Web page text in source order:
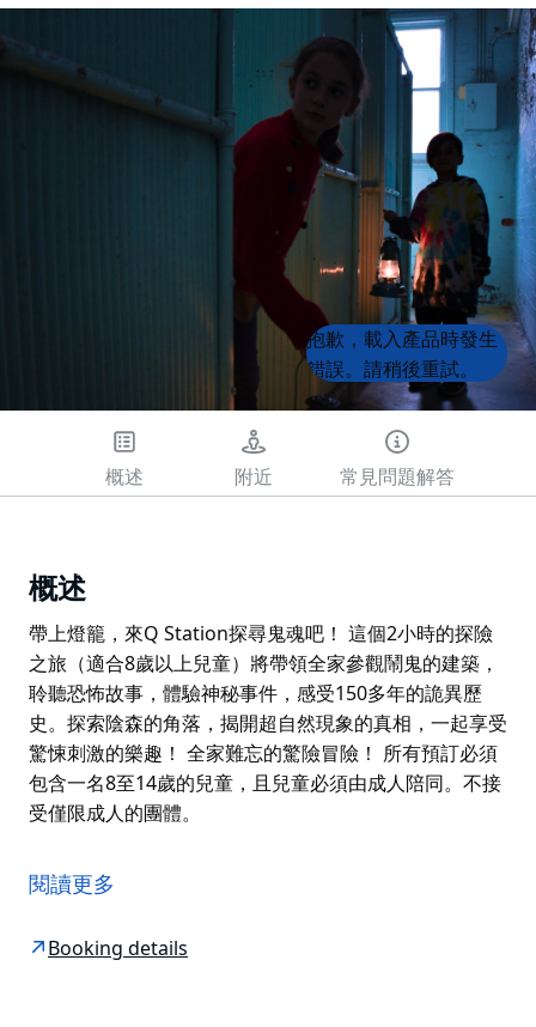
Product
List
Product
List
抱歉，載入產品時發生
錯誤。請稍後重試。
概述 附近 常見問題解答
概述
帶上燈籠，來Q Station探尋鬼魂吧！ 這個2小時的探險
之旅（適合8歲以上兒童）將帶領全家參觀鬧鬼的建築，
聆聽恐怖故事，體驗神秘事件，感受150多年的詭異歷
史。探索陰森的角落，揭開超自然現象的真相，一起享受
驚悚刺激的樂趣！ 全家難忘的驚險冒險！ 所有預訂必須
包含一名8至14歲的兒童，且兒童必須由成人陪同。不接
受僅限成人的團體。
這個2小時的探險之旅（適合8歲以上兒童）將帶領全家
150多年的詭異歷史。探索陰森的角落，揭開超自然現象
閱讀更多
Booking details